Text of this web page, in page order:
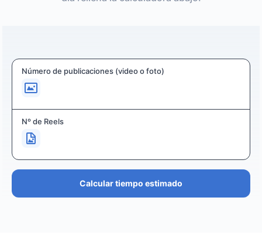
Número de publicaciones (video o foto)
Nº de Reels
Calcular tiempo estimado